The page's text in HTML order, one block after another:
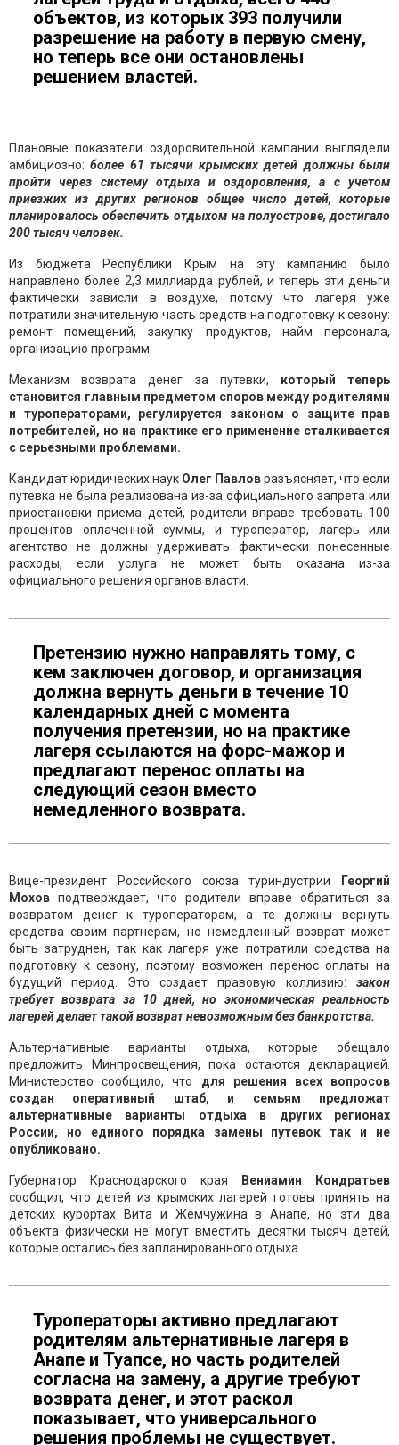
объектов, из которых 393 получили
разрешение на работу в первую смену,
но теперь все они остановлены
решением властей.
Плановые показатели оздоровительной кампании выглядели
амбициозно:более 61 тысячи крымских детей должны были
пройти через систему отдыха и оздоровления, а с учетом
приезжих из других регионов общее число детей, которые
планировалось обеспечить отдыхом на полуострове, достигало
200 тысяч человек.
Из бюджета Республики Крым на эту кампанию было
направлено более 2,3 миллиарда рублей, и теперь эти деньги
фактически зависли в воздухе, потому что лагеря уже
потратили значительную часть средств на подготовку к сезону:
ремонт помещений, закупку продуктов, найм персонала,
организацию программ.
Механизм возврата денег за путевки, который теперь
становится главным предметом споров между родителями
и туроператорами, регулируется законом о защите прав
потребителей, но на практике его применение сталкивается
с серьезными проблемами.
Кандидат юридических наук Олег Павловразъясняет, что если
путевка не была реализована из-за официального запрета или
приостановки приема детей, родители вправе требовать 100
процентов оплаченной суммы, и туроператор, лагерь или
агентство не должны удерживать фактически понесенные
расходы, если услуга не может быть оказана из-за
официального решения органов власти.
Претензию нужно направлять тому, с
кем заключен договор, и организация
должна вернуть деньги в течение 10
календарных дней с момента
получения претензии, но на практике
лагеря ссылаются на форс-мажор и
предлагают перенос оплаты на
следующий сезон вместо
немедленного возврата.
Вице-президент Российского союза туриндустрии
Георгий
Мохов подтверждает, что родители вправе обратиться за
возвратом денег к туроператорам, а те должны вернуть
средства своим партнерам, но немедленный возврат может
быть затруднен, так как лагеря уже потратили средства на
подготовку к сезону, поэтому возможен перенос оплаты на
будущий период. Это создает правовую коллизию: закон
требует возврата за 10 дней, но экономическая реальность
лагерей делает такой возврат невозможным без банкротства.
Альтернативные варианты отдыха, которые обещало
предложить Минпросвещения, пока остаются декларацией.
Министерство сообщило, что для решения всех вопросов
создан оперативный штаб, и семьям предложат
альтернативные варианты отдыха в других регионах
России, но единого порядка замены путевок так и не
опубликовано.
Губернатор Краснодарского края Вениамин Кондратьев
сообщил, что детей из крымских лагерей готовы принять на
детских курортах Вита и Жемчужина в Анапе, но эти два
объекта физически не могут вместить десятки тысяч детей,
которые остались без запланированного отдыха.
Туроператоры активно предлагают
родителям альтернативные лагеря в
Анапе и Туапсе, но часть родителей
согласна на замену, а другие требуют
возврата денег, и этот раскол
показывает, что универсального
решения проблемы не существует.